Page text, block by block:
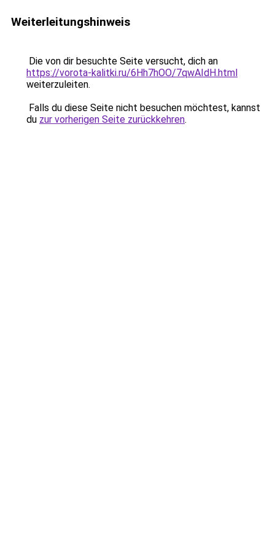
Weiterleitungshinweis
Die von dir besuchte Seite versucht, dich an
https://vorota-kalitki.ru/6Hh7hOO/7qwAIdH.html
weiterzuleiten.
Falls du diese Seite nicht besuchen möchtest, kannst
du zur vorherigen Seite zurückkehren.